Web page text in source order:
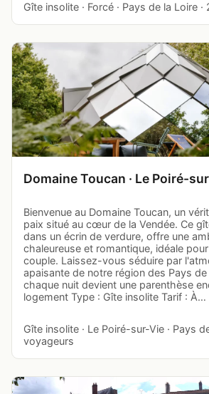
Gîte insolite · Forcé · Pays de la Loire
Domaine Toucan · Le Poiré-
Bienvenue au Domaine Toucan, un
paix situé au cœur de la Vendée. Ce
dans un écrin de verdure, offre une
chaleureuse et romantique, idéale
couple. Laissez-vous séduire par
apaisante de notre région des Pays
chaque nuit devient une parenthèse
logement Type : Gîte insolite Tarif : À…
Gîte insolite · Le Poiré-sur-Vie · Pays
voyageurs